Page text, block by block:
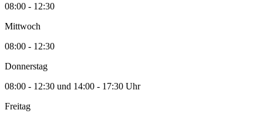
08:00 - 12:30
Mittwoch
08:00 - 12:30
Donnerstag
08:00 - 12:30 und 14:00 - 17:30 Uhr
Freitag